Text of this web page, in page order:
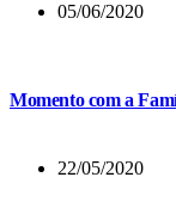
05/06/2020
Momento com a
22/05/2020